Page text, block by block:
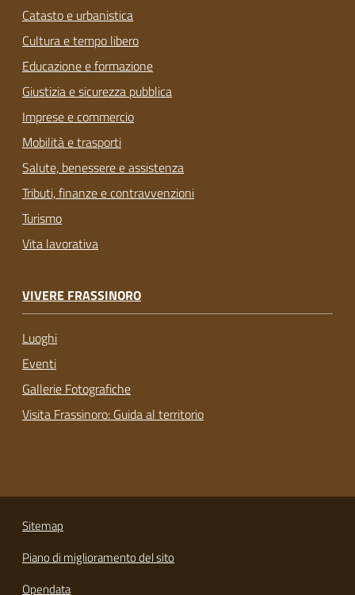
Catasto e urbanistica
Cultura e tempo libero
Educazione e formazione
Giustizia e sicurezza pubblica
Imprese e commercio
Mobilità e trasporti
Salute, benessere e assistenza
Tributi, finanze e contravvenzioni
Turismo
Vita lavorativa
VIVERE FRASSINORO
Luoghi
Eventi
Gallerie Fotografiche
Visita Frassinoro: Guida al territorio
Sitemap
Piano di miglioramento del sito
Opendata